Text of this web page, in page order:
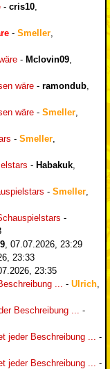
- cris10
- Smeller
- Mclovin09
wäre - ramondub
wäre - Smeller
- Smeller
- Habakuk
- Smeller
-
07.07.2026, 23:29
23:33
23:35
...
- Ulrich
Beschreibung ...
-
jeder Beschreibung ...
-
jeder Beschreibung ...
-